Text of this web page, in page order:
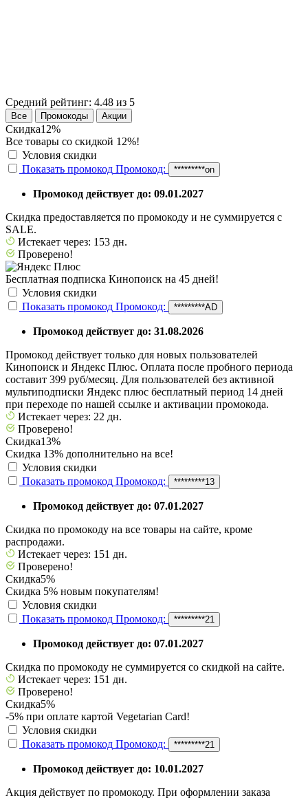
Средний рейтинг: 4.48 из 5
Все Промокоды Акции
Скидка12%
Все товары со скидкой 12%!
Условия скидки
Показать промокод Промокод: *********on
Промокод действует до: 09.01.2027
Скидка предоставляется по промокоду и не суммируется с
SALE.
Истекает через: 153 дн.
Проверено!
Бесплатная подписка Кинопоиск на 45 дней!
Условия скидки
Показать промокод Промокод: *********AD
Промокод действует до: 31.08.2026
Промокод действует только для новых пользователей
Кинопоиск и Яндекс Плюс. Оплата после пробного периода
составит 399 руб/месяц. Для пользователей без активной
мультиподписки Яндекс плюс бесплатный период 14 дней
при переходе по нашей ссылке и активации промокода.
Истекает через: 22 дн.
Проверено!
Скидка13%
Скидка 13% дополнительно на все!
Условия скидки
Показать промокод Промокод: *********13
Промокод действует до: 07.01.2027
Скидка по промокоду на все товары на сайте, кроме
распродажи.
Истекает через: 151 дн.
Проверено!
Скидка5%
Скидка 5% новым покупателям!
Условия скидки
Показать промокод Промокод: *********21
Промокод действует до: 07.01.2027
Скидка по промокоду не суммируется со скидкой на сайте.
Истекает через: 151 дн.
Проверено!
Скидка5%
-5% при оплате картой Vegetarian Card!
Условия скидки
Показать промокод Промокод: *********21
Промокод действует до: 10.01.2027
Акция действует по промокоду. При оформлении заказа